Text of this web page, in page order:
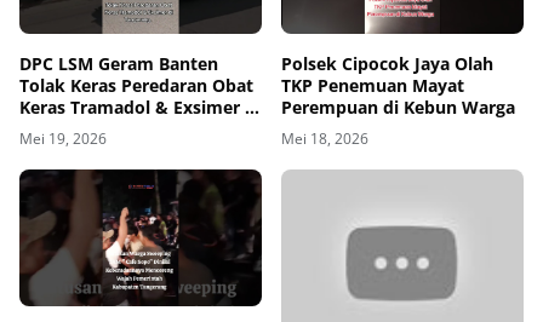
DPC LSM Geram Banten
Tolak Keras Peredaran Obat
Keras Tramadol & Exsimer di
Tangerang
Mei 19, 2026
Polsek Cipocok Jaya Olah
TKP Penemuan Mayat
Perempuan di Kebun Warga
Mei 18, 2026